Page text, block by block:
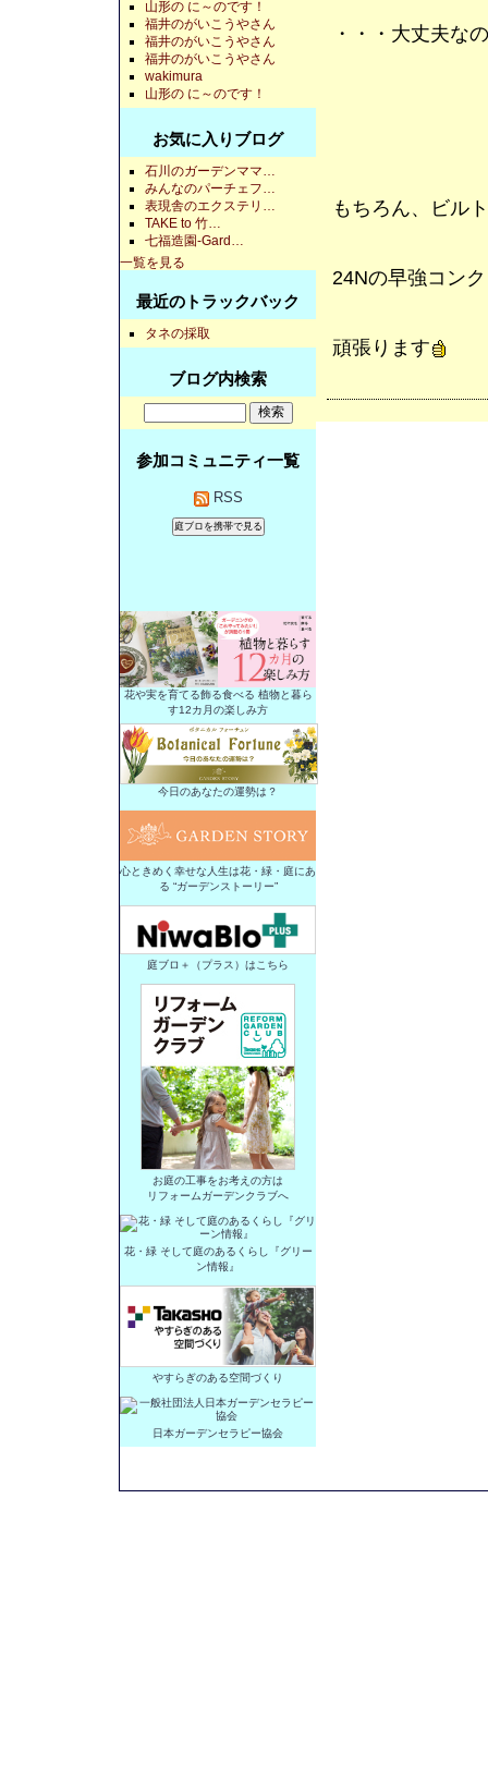
・・・大丈夫な
もちろん、ビル
24Nの早強コン
頑張ります
山形の に～のです！
福井のがいこうやさん
福井のがいこうやさん
福井のがいこうやさん
wakimura
山形の に～のです！
お気に入りブログ
石川のガーデンママ…
みんなのパーチェフ…
表現舎のエクステリ…
TAKE to 竹…
七福造園-Gard…
一覧を見る
最近のトラックバック
タネの採取
ブログ内検索
参加コミュニティ一覧
RSS
花や実を育てる飾る食べる 植物と暮ら
す12カ月の楽しみ方
今日のあなたの運勢は？
心ときめく幸せな人生は花・緑・庭にあ
る “ガーデンストーリー”
庭ブロ＋（プラス）はこちら
お庭の工事をお考えの方は
リフォームガーデンクラブへ
花・緑 そして庭のあるくらし『グリー
ン情報』
やすらぎのある空間づくり
日本ガーデンセラピー協会